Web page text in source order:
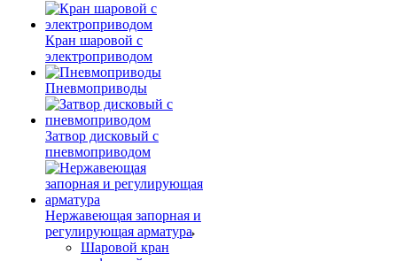
Кран шаровой с
электроприводом
Пневмоприводы
Затвор дисковый с
пневмоприводом
Нержавеющая запорная и
регулирующая арматура
Шаровой кран